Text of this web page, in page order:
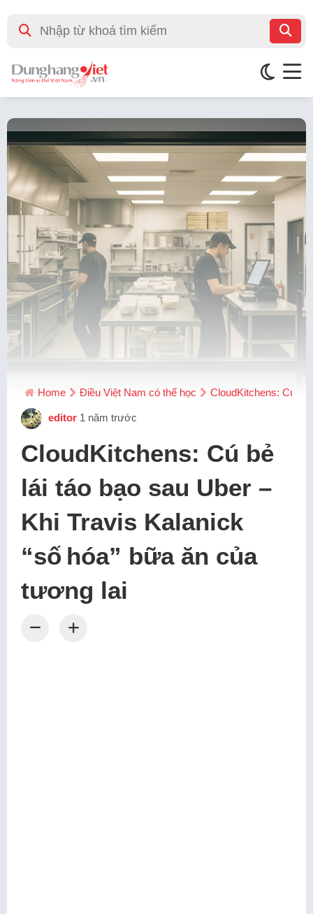
Home Điều Việt Nam có thể học CloudKitchens: Cú bẻ
editor 1 năm trước
CloudKitchens: Cú bẻ
lái táo bạo sau Uber –
Khi Travis Kalanick
“số hóa” bữa ăn của
tương lai